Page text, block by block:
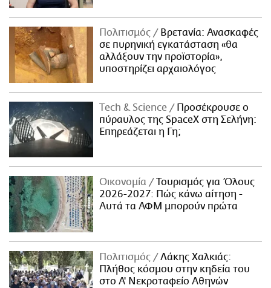
Πολιτισμός
Βρετανία: Ανασκαφές
σε πυρηνική εγκατάσταση «θα
αλλάξουν την προϊστορία»,
υποστηρίζει αρχαιολόγος
Τech & Science
Προσέκρουσε ο
πύραυλος της SpaceX στη Σελήνη:
Επηρεάζεται η Γη;
Οικονομία
Τουρισμός για Όλους
2026-2027: Πώς κάνω αίτηση -
Αυτά τα ΑΦΜ μπορούν πρώτα
Πολιτισμός
Λάκης Χαλκιάς:
Πλήθος κόσμου στην κηδεία του
στο Α' Νεκροταφείο Αθηνών